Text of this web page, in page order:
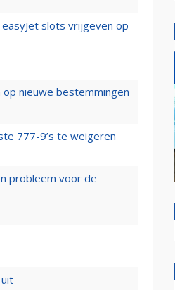
slots vrijgeven op
op nieuwe bestemmingen
777-9’s te weigeren
probleem voor de